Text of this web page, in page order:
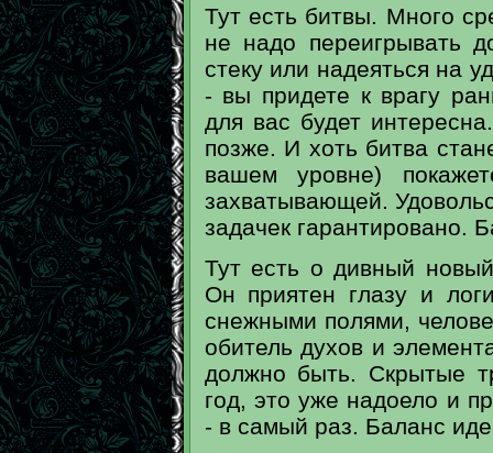
Тут есть битвы. Много
не надо переигрывать
стеку или надеяться на
- вы придете к врагу
для вас будет
позже. И хоть битва
вашем уровне)
захватывающей.
задачек гарантировано.
Тут есть о дивный
Он приятен глазу и
снежными полями,
обитель духов и
должно быть. Скрытые
год, это уже надоело и
- в самый раз. Баланс